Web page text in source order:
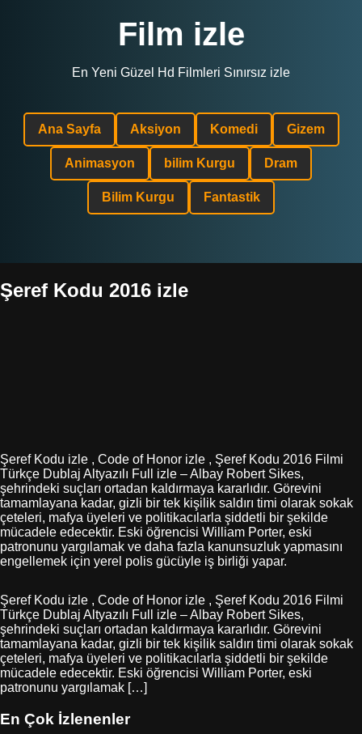
Film izle
En Yeni Güzel Hd Filmleri Sınırsız izle
Ana Sayfa Aksiyon Komedi Gizem
Animasyon bilim Kurgu Dram
Bilim Kurgu Fantastik
Şeref Kodu 2016 izle
Şeref Kodu izle , Code of Honor izle , Şeref Kodu 2016 Filmi
Türkçe Dublaj Altyazılı Full izle – Albay Robert Sikes,
şehrindeki suçları ortadan kaldırmaya kararlıdır. Görevini
tamamlayana kadar, gizli bir tek kişilik saldırı timi olarak sokak
çeteleri, mafya üyeleri ve politikacılarla şiddetli bir şekilde
mücadele edecektir. Eski öğrencisi William Porter, eski
patronunu yargılamak ve daha fazla kanunsuzluk yapmasını
engellemek için yerel polis gücüyle iş birliği yapar.
Şeref Kodu izle , Code of Honor izle , Şeref Kodu 2016 Filmi
Türkçe Dublaj Altyazılı Full izle – Albay Robert Sikes,
şehrindeki suçları ortadan kaldırmaya kararlıdır. Görevini
tamamlayana kadar, gizli bir tek kişilik saldırı timi olarak sokak
çeteleri, mafya üyeleri ve politikacılarla şiddetli bir şekilde
mücadele edecektir. Eski öğrencisi William Porter, eski
patronunu yargılamak […]
En Çok İzlenenler